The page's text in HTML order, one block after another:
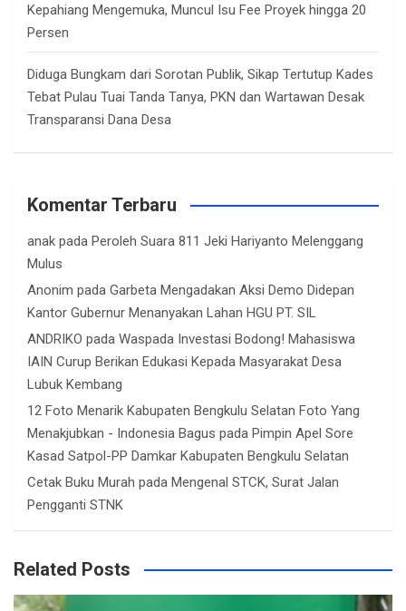
Kepahiang Mengemuka, Muncul Isu Fee Proyek hingga 20
Persen
Diduga Bungkam dari Sorotan Publik, Sikap Tertutup Kades
Tebat Pulau Tuai Tanda Tanya, PKN dan Wartawan Desak
Transparansi Dana Desa
Komentar Terbaru
anak pada Peroleh Suara 811 Jeki Hariyanto Melenggang
Mulus
Anonim pada Garbeta Mengadakan Aksi Demo Didepan
Kantor Gubernur Menanyakan Lahan HGU PT. SIL
ANDRIKO pada Waspada Investasi Bodong! Mahasiswa
IAIN Curup Berikan Edukasi Kepada Masyarakat Desa
Lubuk Kembang
12 Foto Menarik Kabupaten Bengkulu Selatan Foto Yang
Menakjubkan - Indonesia Bagus pada Pimpin Apel Sore
Kasad Satpol-PP Damkar Kabupaten Bengkulu Selatan
Cetak Buku Murah pada Mengenal STCK, Surat Jalan
Pengganti STNK
Related Posts